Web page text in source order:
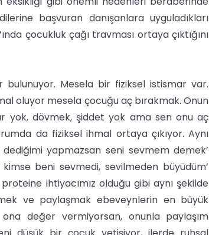
başvuran danışanlara uyguladıkları
çocukluk çağı travması ortaya çıktığını
Mesela bir fiziksel istismar var.
oluyor mesela çocuğu aç bırakmak. Onun
yok, dövmek, şiddet yok ama sen onu aç
da fiziksel ihmal ortaya çıkıyor. Aynı
yapmazsan seni sevmem demek’
beni sevmedi, sevilmeden büyüdüm’
ihtiyacımız olduğu gibi aynı şekilde
ve paylaşmak ebeveynlerin en büyük
değer vermiyorsan, onunla paylaşım